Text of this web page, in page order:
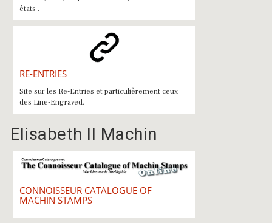
états .
RE-ENTRIES
Site sur les Re-Entries et particulièrement ceux
des Line-Engraved.
Elisabeth II Machin
CONNOISSEUR CATALOGUE OF
MACHIN STAMPS